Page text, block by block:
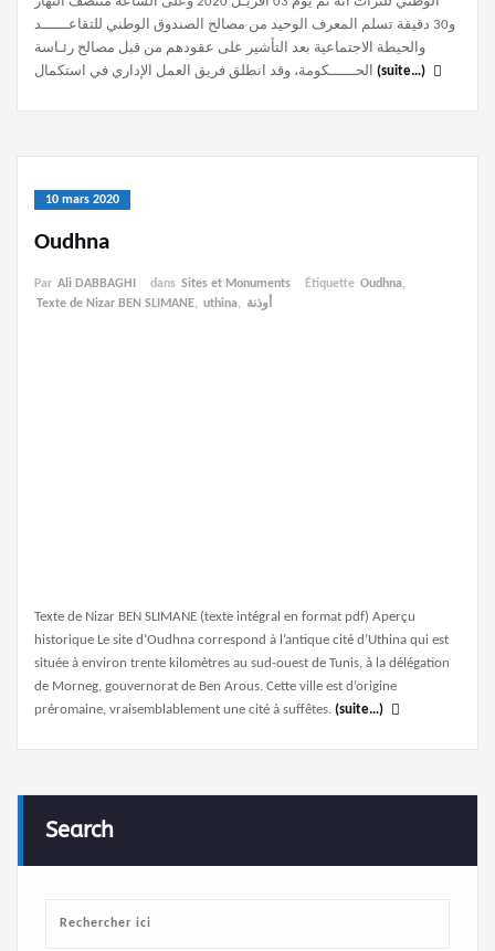
و30 دقيقة تسلم المعرف الوحيد من مصالح الصندوق الوطني للتقاعــــــد
والحيطة الاجتماعية بعد التأشير على عقودهم من قبل مصالح رئـاسة
(suite…)
10 mars 2020
Oudhna
Par Ali DABBAGHI dans Sites et Monuments Étiquette Oudhna,
Texte de Nizar BEN SLIMANE, uthina, أوذنة
Texte de Nizar BEN SLIMANE (texte intégral en format pdf) Aperçu
historique Le site d’Oudhna correspond à l’antique cité d’Uthina qui est
située à environ trente kilomètres au sud-ouest de Tunis, à la délégation
de Morneg, gouvernorat de Ben Arous. Cette ville est d’origine
préromaine, vraisemblablement une cité à suffêtes. (suite…)
Search